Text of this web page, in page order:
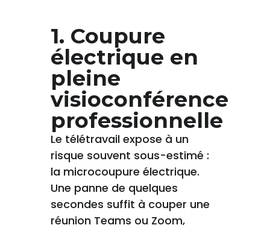
1. Coupure
électrique en
pleine
visioconférence
professionnelle
Le télétravail expose à un
risque souvent sous-estimé :
la microcoupure électrique.
Une panne de quelques
secondes suffit à couper une
réunion Teams ou Zoom,